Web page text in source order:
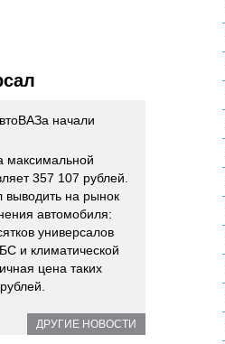
начали
максимальной
357 107 рублей.
выводить на рынок
автомобиля:
универсалов
и климатической
цена таких
ДРУГИЕ НОВОСТИ